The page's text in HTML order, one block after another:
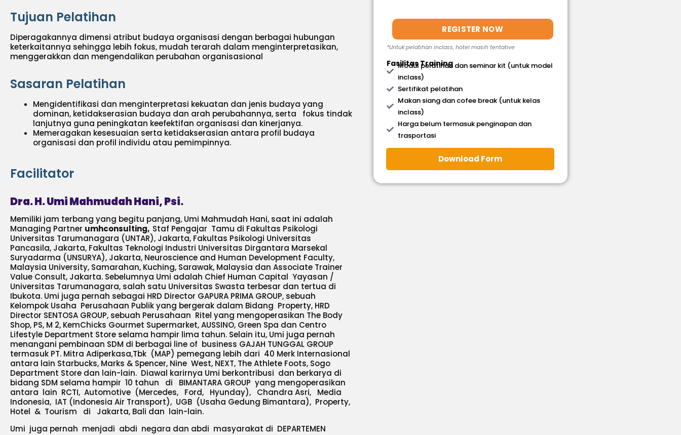
Tujuan Pelatihan
Diperagakannya dimensi atribut budaya organisasi dengan berbagai hubungan
keterkaitannya sehingga lebih fokus, mudah terarah dalam menginterpretasikan,
menggerakkan dan mengendalikan perubahan organisasional
Sasaran Pelatihan
Mengidentifikasi dan menginterpretasi kekuatan dan jenis budaya yang
dominan, ketidakserasian budaya dan arah perubahannya, serta fokus tindak
lanjutnya guna peningkatan keefektifan organisasi dan kinerjanya.
Memeragakan kesesuaian serta ketidakserasian antara profil budaya
organisasi dan profil individu atau pemimpinnya.
Facilitator
Dra. H. Umi Mahmudah Hani, Psi.
Memiliki jam terbang yang begitu panjang, Umi Mahmudah Hani, saat ini adalah
Managing Partner umhconsulting, Staf Pengajar Tamu di Fakultas Psikologi
Universitas Tarumanagara (UNTAR), Jakarta, Fakultas Psikologi Universitas
Pancasila, Jakarta, Fakultas Teknologi Industri Universitas Dirgantara Marsekal
Suryadarma (UNSURYA), Jakarta, Neuroscience and Human Development Faculty,
Malaysia University, Samarahan, Kuching, Sarawak, Malaysia dan Associate Trainer
Value Consult, Jakarta. Sebelumnya Umi adalah Chief Human Capital Yayasan /
Universitas Tarumanagara, salah satu Universitas Swasta terbesar dan tertua di
Ibukota. Umi juga pernah sebagai HRD Director GAPURA PRIMA GROUP, sebuah
Kelompok Usaha Perusahaan Publik yang bergerak dalam Bidang Property, HRD
Director SENTOSA GROUP, sebuah Perusahaan Ritel yang mengoperasikan The Body
Shop, PS, M 2, KemChicks Gourmet Supermarket, AUSSINO, Green Spa dan Centro
Lifestyle Department Store selama hampir lima tahun. Selain itu, Umi juga pernah
menangani pembinaan SDM di berbagai line of business GAJAH TUNGGAL GROUP
termasuk PT. Mitra Adiperkasa,Tbk (MAP) pemegang lebih dari 40 Merk Internasional
antara lain Starbucks, Marks & Spencer, Nine West, NEXT, The Athlete Foots, Sogo
Department Store dan lain-lain. Diawal karirnya Umi berkontribusi dan berkarya di
bidang SDM selama hampir 10 tahun di BIMANTARA GROUP yang mengoperasikan
antara lain RCTI, Automotive (Mercedes, Ford, Hyunday), Chandra Asri, Media
Indonesia, IAT (Indonesia Air Transport), UGB (Usaha Gedung Bimantara), Property,
Hotel & Tourism di Jakarta, Bali dan lain-lain.
Umi juga pernah menjadi abdi negara dan abdi masyarakat di DEPARTEMEN
REGISTER NOW
*Untuk pelatihan inclass, hotel masih tentative
Fasilitas Training
Modul pelatihan dan seminar kit (untuk model
inclass)
Sertifikat pelatihan
Makan siang dan cofee break (untuk kelas
inclass)
Harga belum termasuk penginapan dan
trasportasi
Download Form